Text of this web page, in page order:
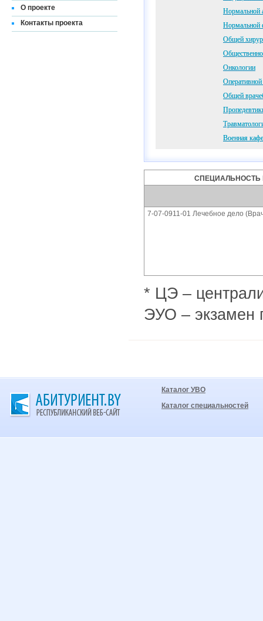
О проекте
Контакты проекта
Нормальной
Нормальной
Общей
Онкологии
Оперативной
Общей
Военная
СПЕЦИАЛЬНОСТЬ
7-07-0911-01 Лечебное дело
* ЦЭ –
ЭУО – экзамен
Каталог УВО
Каталог специальностей